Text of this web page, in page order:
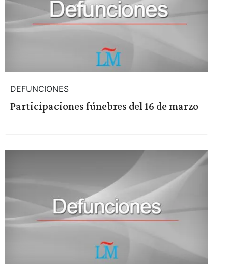
DEFUNCIONES
Participaciones fúnebres del 16 de marzo